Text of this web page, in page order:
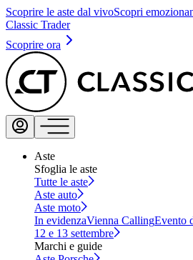
Scoprire le aste dal vivoScopri
Classic Trader
Scoprire ora
Aste
Sfoglia le aste
Tutte le aste
Aste auto
Aste moto
In evidenzaVienna CallingEvento
12 e 13 settembre
Marchi e guide